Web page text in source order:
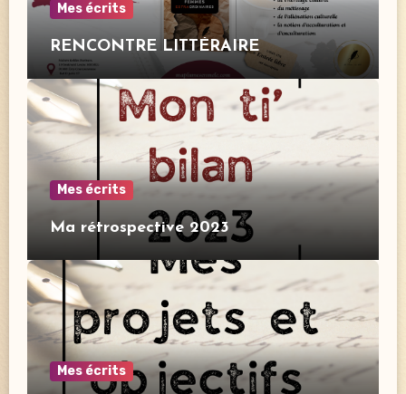
Mes écrits
RENCONTRE LITTÉRAIRE
Mes écrits
Ma rétrospective 2023
Mes écrits